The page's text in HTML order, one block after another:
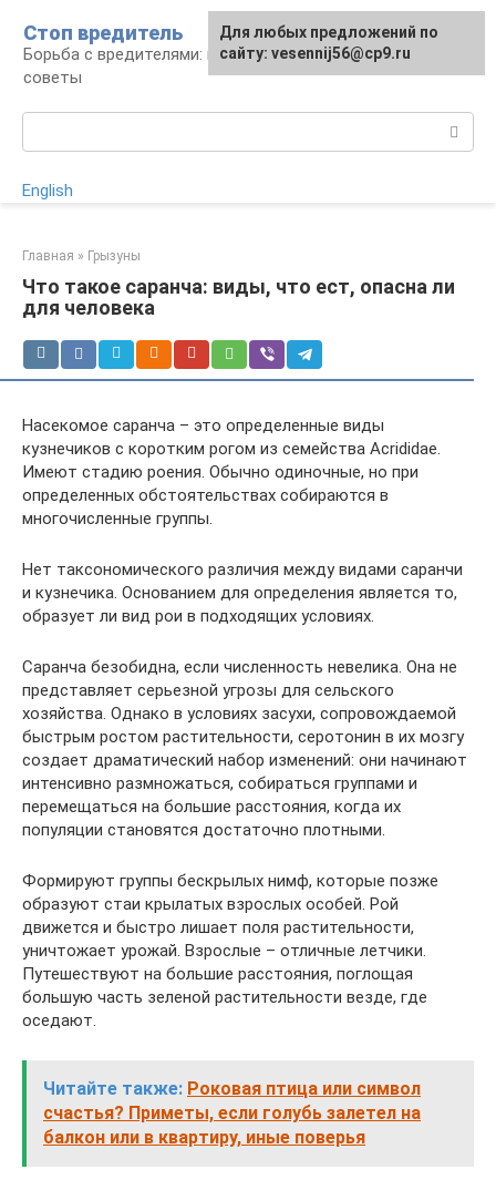
контенту
Стоп вредитель
Борьба с вредителями: правила, средства,
советы
English
Главная » Грызуны
Что такое саранча: виды, что ест, опасна ли
для человека
Насекомое саранча – это определенные виды
кузнечиков с коротким рогом из семейства Acrididae.
Имеют стадию роения. Обычно одиночные, но при
определенных обстоятельствах собираются в
многочисленные группы.
Нет таксономического различия между видами саранчи
и кузнечика. Основанием для определения является то,
образует ли вид рои в подходящих условиях.
Саранча безобидна, если численность невелика. Она не
представляет серьезной угрозы для сельского
хозяйства. Однако в условиях засухи, сопровождаемой
быстрым ростом растительности, серотонин в их мозгу
создает драматический набор изменений: они начинают
интенсивно размножаться, собираться группами и
перемещаться на большие расстояния, когда их
популяции становятся достаточно плотными.
Формируют группы бескрылых нимф, которые позже
образуют стаи крылатых взрослых особей. Рой
движется и быстро лишает поля растительности,
уничтожает урожай. Взрослые – отличные летчики.
Путешествуют на большие расстояния, поглощая
большую часть зеленой растительности везде, где
оседают.
Читайте также: Роковая птица или символ
счастья? Приметы, если голубь залетел на
балкон или в квартиру, иные поверья
Для любых предложений по
сайту: vesennij56@cp9.ru